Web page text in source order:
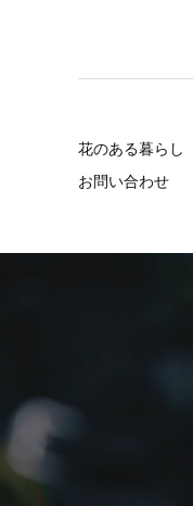
花のある暮らし
お問い合わせ